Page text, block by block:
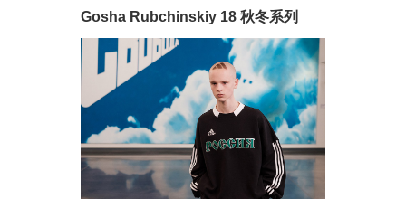
Gosha Rubchinskiy 18 秋冬系列